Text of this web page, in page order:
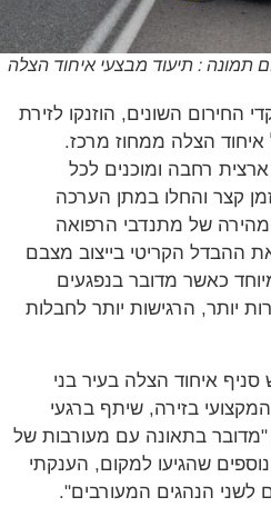
: תיעוד מבצעי איחוד הצלה
השונים, הוזנקו לזירת
הצלה ממחוז מרכז.
רחבה ומוכנים לכל
והחלו במתן הערכה
של מתנדבי הרפואה
הקריטי בייצוב מצבם
כאשר מדובר בנפגעים
הרגישות יותר לחבלות
איחוד הצלה בעיר בני
בזירה, שיתף ברגעי
בתאונה עם מעורבות של
שהגיעו למקום, הענקתי
הנהגים המעורבים".